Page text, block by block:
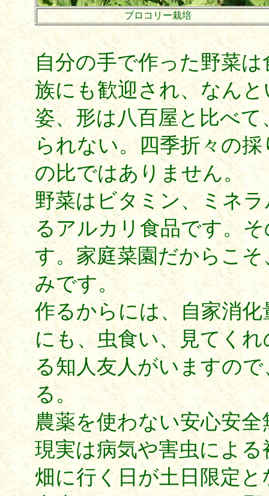
ブロコリー栽培
自分の手で作った野菜
族にも歓迎され、なん
姿、形は八百屋と比べ
られない。四季折々の
の比ではありません。
野菜はビタミン、ミネ
るアルカリ食品です。
す。家庭菜園だからこ
みです。
作るからには、自家消
にも、虫食い、見てく
る知人友人がいますの
る。
農薬を使わない安心安
現実は病気や害虫によ
畑に行く日が土日限定